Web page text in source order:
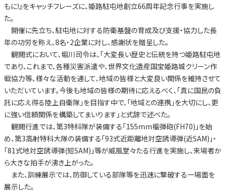
もに!』をキャッチフレーズに、姫路駐屯地創立66周年記念行事を実施し
た。
開催に先立ち、駐屯地に対する防衛基盤の育成及び支援・協力した長
年の功労を称え、8名・2企業に対し、感謝状を贈呈した。
観閲式において、堀川司令は、「大変長い歴史と伝統を持つ姫路駐屯地
であり、これまで、各種災害派遣や、世界文化遺産国宝姫路城クリーン作
戦協力等、様々な活動を通して、地域の皆様と大変良い関係を維持させて
いただいています。今後も地域の皆様の期待に応えるべく、「真に国民の負
託に応え得る陸上自衛隊」を目指す中で、「地域との連携」を大切にし、更
に強い信頼関係を構築してまいります」と式辞で述べた。
観閲行進では、第3特科隊が装備する「155mm榴弾砲(FH70)」を始
め、第3高射特科大隊の装備する「93式近距離地対空誘導弾(近SAM)」・
「81式地対空誘導弾(短SAM)」等が威風堂々たる行進を実施し、来場者か
ら大きな拍手が沸き上がった。
また、訓練展示では、防御している部隊等を迅速に撃破する一場面を
展示した。